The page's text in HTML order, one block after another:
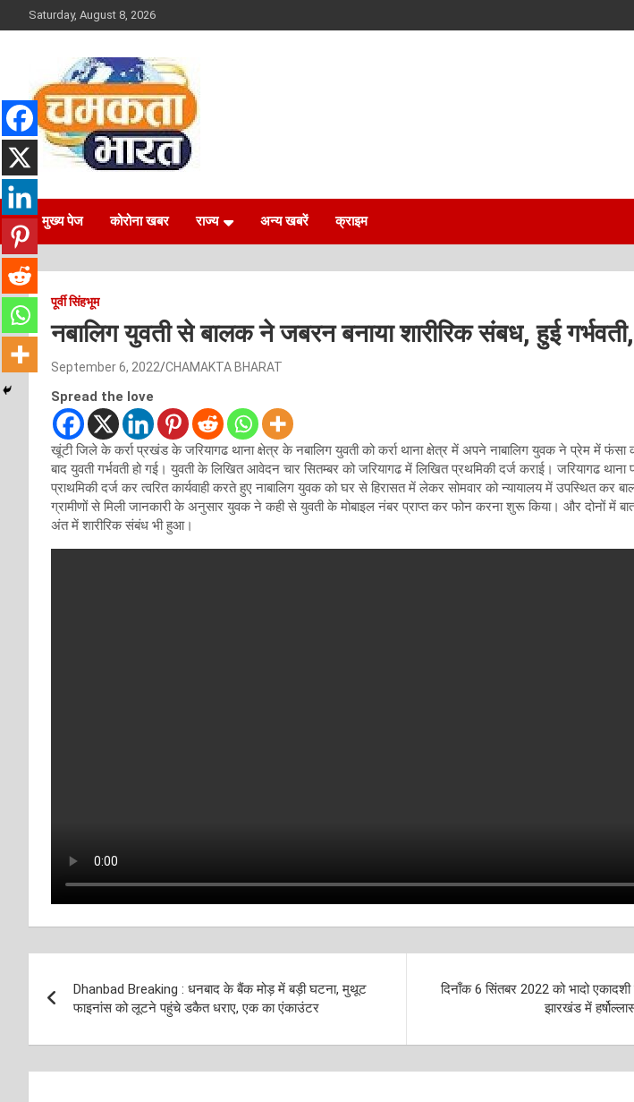
to
Saturday, August 8, 2026
CHAMAKTA BHARAT
NEWS
मुख्य पेज कोरोना खबर राज्य अन्य खबरें क्राइम
पूर्वी सिंहभूम
नबालिग युवती से बालक ने जबरन बनाया शारीरिक संबध, हुई
September 6, 2022 CHAMAKTA BHARAT
Spread the love
खूंटी जिले के कर्रा प्रखंड के जरियागढ थाना क्षेत्र के नबालिग युवती को कर्रा थाना क्षेत्र में अपने नाबालिग युवक ने प्रेम में
बाद युवती गर्भवती हो गई। युवती के लिखित आवेदन चार सितम्बर को जरियागढ में लिखित प्रथमिकी दर्ज कराई। जरियागढ
प्राथमिकी दर्ज कर त्वरित कार्यवाही करते हुए नाबालिग युवक को घर से हिरासत में लेकर सोमवार को न्यायालय में उपस्थित कर
ग्रामीणों से मिली जानकारी के अनुसार युवक ने कही से युवती के मोबाइल नंबर प्राप्त कर फोन करना शुरू किया। और दोनों में
अंत में शारीरिक संबंध भी हुआ।
navigation
Dhanbad Breaking : धनबाद के बैंक मोड़ में बड़ी घटना, मुथूट
फाइनांस को लूटने पहुंचे डकैत धराए, एक का एंकाउंटर
दिनाँक 6 सिंतबर 2022 को भादो
झारखंड में